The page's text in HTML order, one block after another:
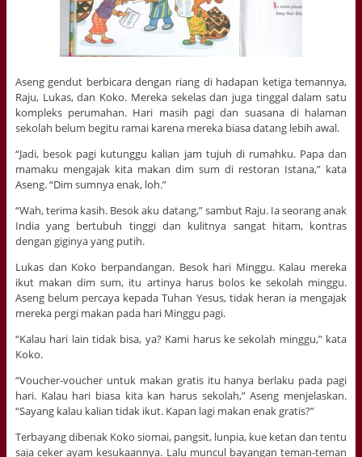
Aseng gendut berbicara dengan riang di hadapan ketiga temannya,
Raju, Lukas, dan Koko. Mereka sekelas dan juga tinggal dalam satu
kompleks perumahan. Hari masih pagi dan suasana di halaman
sekolah belum begitu ramai karena mereka biasa datang lebih awal.
“Jadi, besok pagi kutunggu kalian jam tujuh di rumahku. Papa dan
mamaku mengajak kita makan dim sum di restoran Istana,” kata
Aseng. “Dim sumnya enak, loh.”
“Wah, terima kasih. Besok aku datang,” sambut Raju. Ia seorang anak
India yang bertubuh tinggi dan kulitnya sangat hitam, kontras
dengan giginya yang putih.
Lukas dan Koko berpandangan. Besok hari Minggu. Kalau mereka
ikut makan dim sum, itu artinya harus bolos ke sekolah minggu.
Aseng belum percaya kepada Tuhan Yesus, tidak heran ia mengajak
mereka pergi makan pada hari Minggu pagi.
“Kalau hari lain tidak bisa, ya? Kami harus ke sekolah minggu,” kata
Koko.
“Voucher-voucher untuk makan gratis itu hanya berlaku pada pagi
hari. Kalau hari biasa kita kan harus sekolah,” Aseng menjelaskan.
“Sayang kalau kalian tidak ikut. Kapan lagi makan enak gratis?”
Terbayang dibenak Koko siomai, pangsit, lunpia, kue ketan dan tentu
saja ceker ayam kesukaannya. Lalu muncul bayangan teman-teman